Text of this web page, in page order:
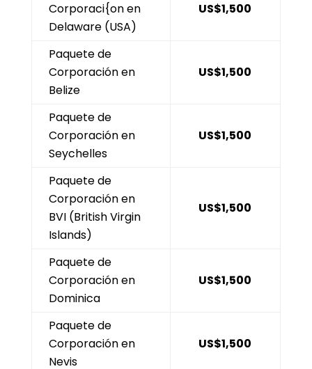
Corporaci{on en
Delaware (USA)
US$1,500
Paquete de
Corporación en
Belize
US$1,500
Paquete de
Corporación en
Seychelles
US$1,500
Paquete de
Corporación en
BVI (British Virgin
Islands)
US$1,500
Paquete de
Corporación en
Dominica
US$1,500
Paquete de
Corporación en
Nevis
US$1,500